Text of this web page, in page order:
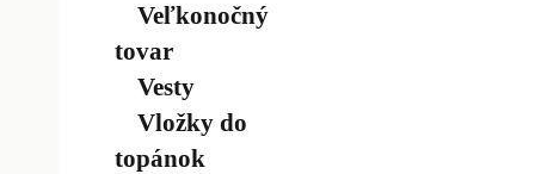
Veľkonočný
tovar
Vesty
Vložky do
topánok